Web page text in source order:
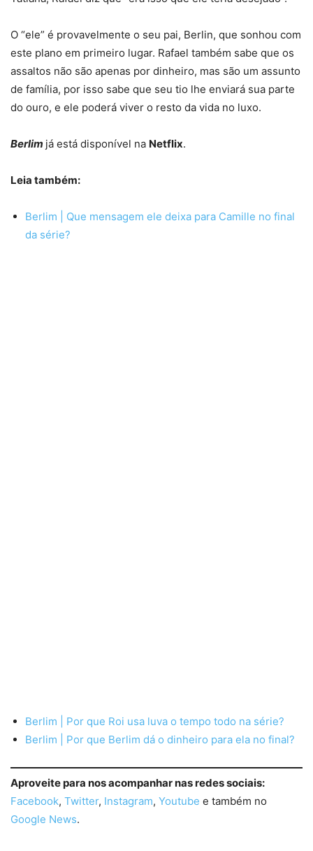
O “ele” é provavelmente o seu pai, Berlin, que sonhou com
este plano em primeiro lugar. Rafael também sabe que os
assaltos não são apenas por dinheiro, mas são um assunto
de família, por isso sabe que seu tio lhe enviará sua parte
do ouro, e ele poderá viver o resto da vida no luxo.
Berlim já está disponível na Netflix.
Leia também:
Berlim | Que mensagem ele deixa para Camille no final
da série?
Berlim | Por que Roi usa luva o tempo todo na série?
Berlim | Por que Berlim dá o dinheiro para ela no final?
Aproveite para nos acompanhar nas redes sociais:
Facebook, Twitter, Instagram, Youtube e também no
Google News.